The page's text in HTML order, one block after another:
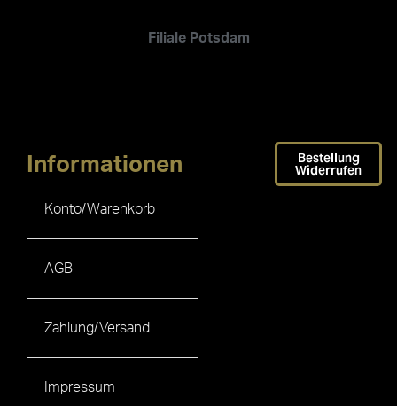
Filiale Potsdam
Informationen
Konto/Warenkorb
AGB
Zahlung/Versand
Impressum
Bestellung
Widerrufen